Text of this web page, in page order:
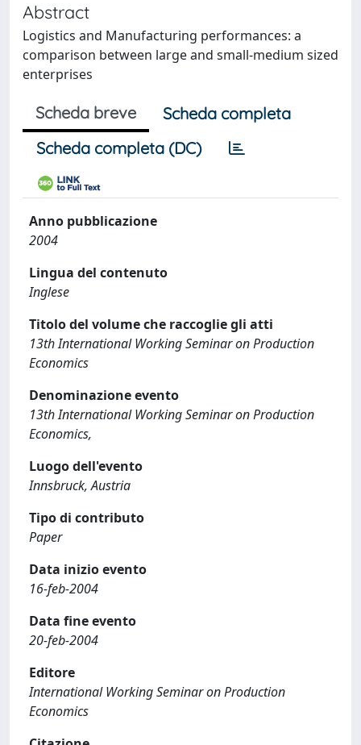
Abstract
Logistics and Manufacturing performances: a
comparison between large and small-medium sized
enterprises
Scheda breve
Scheda completa
Scheda completa (DC)
Anno pubblicazione
2004
Lingua del contenuto
Inglese
Titolo del volume che raccoglie gli atti
13th International Working Seminar on Production
Economics
Denominazione evento
13th International Working Seminar on Production
Economics,
Luogo dell'evento
Innsbruck, Austria
Tipo di contributo
Paper
Data inizio evento
16-feb-2004
Data fine evento
20-feb-2004
Editore
International Working Seminar on Production
Economics